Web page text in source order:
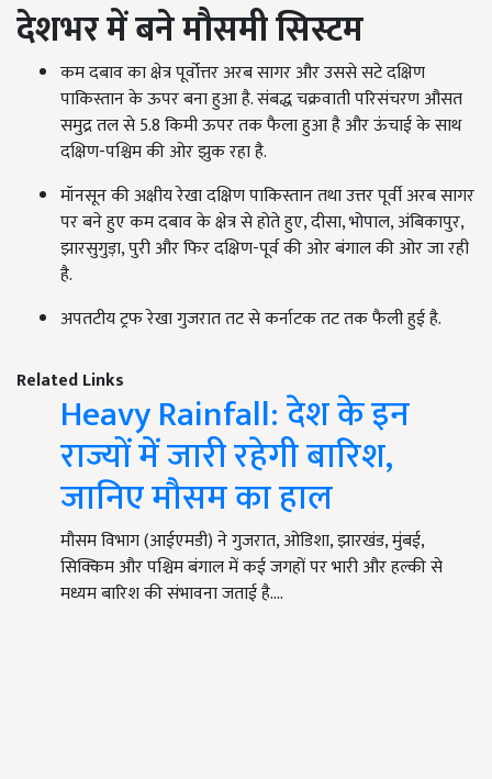
देशभर में बने मौसमी सिस्टम
कम दबाव का क्षेत्र पूर्वोत्तर अरब सागर और उससे सटे दक्षिण
पाकिस्तान के ऊपर बना हुआ है. संबद्ध चक्रवाती परिसंचरण औसत
समुद्र तल से 5.8 किमी ऊपर तक फैला हुआ है और ऊंचाई के साथ
दक्षिण-पश्चिम की ओर झुक रहा है.
मॉनसून की अक्षीय रेखा दक्षिण पाकिस्तान तथा उत्तर पूर्वी अरब सागर
पर बने हुए कम दबाव के क्षेत्र से होते हुए, दीसा, भोपाल, अंबिकापुर,
झारसुगुड़ा, पुरी और फिर दक्षिण-पूर्व की ओर बंगाल की ओर जा रही
है.
अपतटीय ट्रफ रेखा गुजरात तट से कर्नाटक तट तक फैली हुई है.
Related Links
Heavy Rainfall: देश के इन
राज्यों में जारी रहेगी बारिश,
जानिए मौसम का हाल
मौसम विभाग (आईएमडी) ने गुजरात, ओडिशा, झारखंड, मुंबई,
सिक्किम और पश्चिम बंगाल में कई जगहों पर भारी और हल्की से
मध्यम बारिश की संभावना जताई है.…